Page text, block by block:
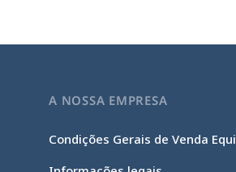
A NOSSA EMPRESA
Condições Gerais de Venda